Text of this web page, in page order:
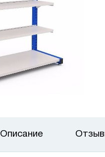
Описание